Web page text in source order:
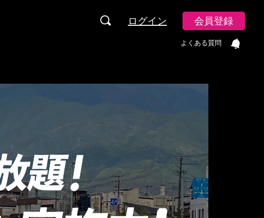
ログイン 会員登録
よくある質問